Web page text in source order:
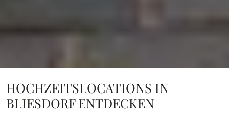
HOCHZEITSLOCATIONS IN
BLIESDORF ENTDECKEN